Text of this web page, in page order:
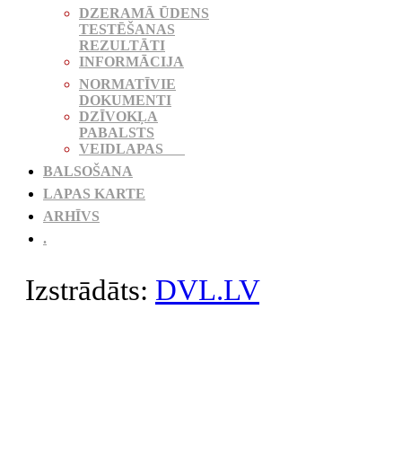
DZERAMĀ ŪDENS
TESTĒŠANAS
REZULTĀTI
INFORMĀCIJA
NORMATĪVIE
DOKUMENTI
DZĪVOKĻA
PABALSTS
VEIDLAPAS
BALSOŠANA
LAPAS KARTE
ARHĪVS
.
Izstrādāts: DVL.LV